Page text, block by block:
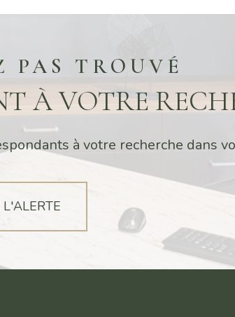
PAS TROUVÉ
À VOTRE
à votre recherche dans
L'ALERTE